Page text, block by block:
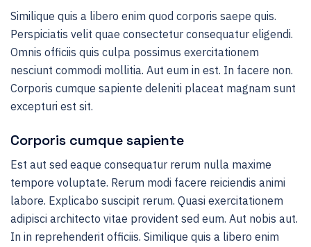
Similique quis a libero enim quod corporis saepe quis.
Perspiciatis velit quae consectetur consequatur eligendi.
Omnis officiis quis culpa possimus exercitationem
nesciunt commodi mollitia. Aut eum in est. In facere non.
Corporis cumque sapiente deleniti placeat magnam sunt
excepturi est sit.
Corporis cumque sapiente
Est aut sed eaque consequatur rerum nulla maxime
tempore voluptate. Rerum modi facere reiciendis animi
labore. Explicabo suscipit rerum. Quasi exercitationem
adipisci architecto vitae provident sed eum. Aut nobis aut.
In in reprehenderit officiis. Similique quis a libero enim